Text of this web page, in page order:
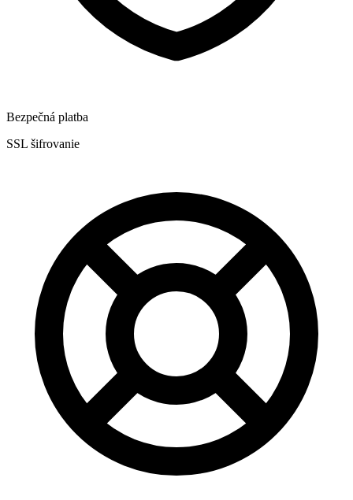
Bezpečná platba
SSL šifrovanie